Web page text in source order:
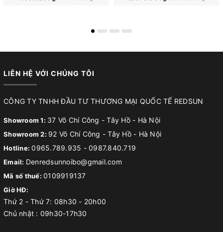
LIÊN HỆ VỚI CHÚNG TÔI
CÔNG TY TNHH ĐẦU TƯ THƯƠNG MẠI QUỐC TẾ REDSUN
Showroom 1: 37 Võ Chí Công - Tây Hồ - Hà Nội
Showroom 2: 92 Võ Chí Công - Tây Hồ - Hà Nội
Hotline:0965.789.935 - 0987.840.719
Email: Denredsunnoibo@gmail.com
Mã số thuế: 0109919137
Giờ HĐ:
Thứ 2 - Thứ 7: 08h30 - 20h00
Chủ nhật : 09h30-17h30